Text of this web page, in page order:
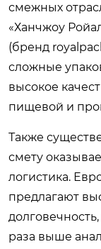
смежных
«Ханчжоу
(бренд
сложные
высокое
пищевой и
Также
смету
логистика.
предлагают
раза выше